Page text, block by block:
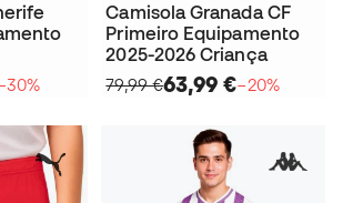
Camisola Granada CF
Primeiro Equipamento
2025-2026 Criança
79,99 €63,99 €−20%